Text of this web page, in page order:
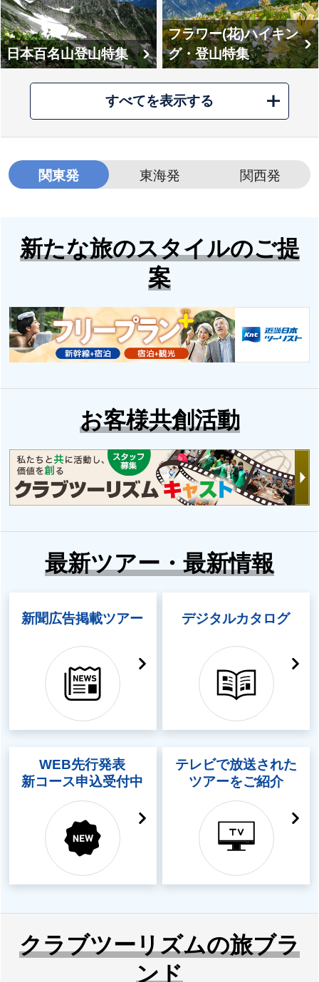
日本百名山登山特集
フラワー(花)ハイキン
グ・登山特集
山・登山教室
北アルプスに登り隊
特集
学べる登山・講座・
集
マウンテン・アカデ
すべてを表示する
関東発 東海発 関西発
新たな旅のスタイルのご提
案
お客様共創活動
最新ツアー・最新情報
新聞広告掲載ツアー デジタルカタログ
WEB先行発表
新コース申込受付中
テレビで放送された
ツアーをご紹介
クラブツーリズムの旅ブラ
ンド